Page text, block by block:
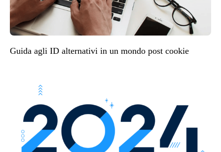
Guida agli ID alternativi in un mondo post cookie